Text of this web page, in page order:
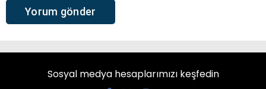
Sosyal medya hesaplarımızı keşfedin